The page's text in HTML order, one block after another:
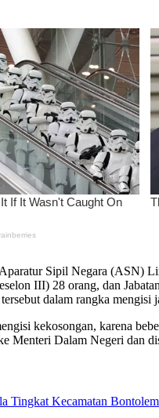
Sipil Negara (ASN)
III) 28 orang, dan
dalam rangka
kekosongan, karena
Menteri Dalam Negeri dan